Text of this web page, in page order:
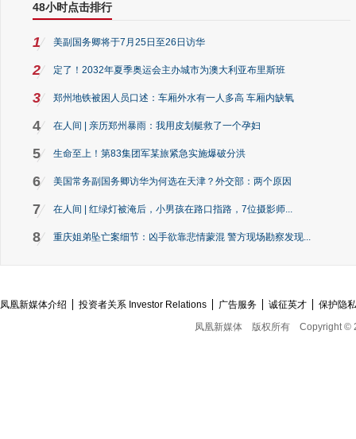
48小时点击排行
1 美副国务卿将于7月25日至26日访华
2 定了！2032年夏季奥运会主办城市为澳大利亚布里斯班
3 郑州地铁被困人员口述：车厢外水有一人多高 车厢内缺氧
4 在人间 | 亲历郑州暴雨：我用皮划艇救了一个孕妇
5 生命至上！第83集团军某旅紧急实施爆破分洪
6 美国常务副国务卿访华为何选在天津？外交部：两个原因
7 在人间 | 红绿灯被淹后，小男孩在路口指路，7位摄影师...
8 重庆姐弟坠亡案细节：凶手欲靠悲情蒙混 警方现场勘察发现...
凤凰新媒体介绍 投资者关系 Investor Relations 广告服务 诚征英才
保护隐
凤凰新媒体
版权所有 Copyright ©